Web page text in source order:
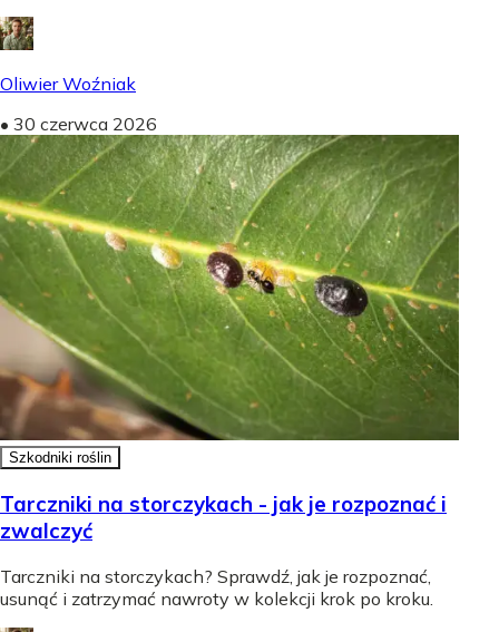
Oliwier Woźniak
• 30 czerwca 2026
Szkodniki roślin
Tarczniki na storczykach - jak je rozpoznać i
zwalczyć
Tarczniki na storczykach? Sprawdź, jak je rozpoznać,
usunąć i zatrzymać nawroty w kolekcji krok po kroku.